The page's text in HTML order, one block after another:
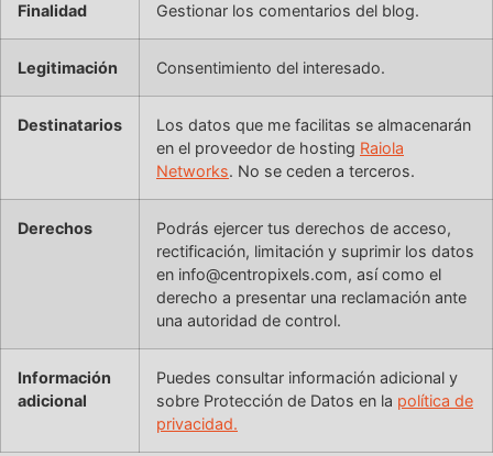
Finalidad Gestionar los comentarios del blog.
Legitimación Consentimiento del interesado.
Destinatarios
Los datos que me facilitas se almacenarán
en el proveedor de hosting Raiola
Networks. No se ceden a terceros.
Derechos
Podrás ejercer tus derechos de acceso,
rectificación, limitación y suprimir los datos
en info@centropixels.com, así como el
derecho a presentar una reclamación ante
una autoridad de control.
Información
adicional
Puedes consultar información adicional y
sobre Protección de Datos en la política de
privacidad.